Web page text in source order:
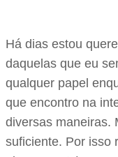
Há dias estou
daquelas que eu
qualquer papel
que encontro na
diversas maneiras.
suficiente. Por isso